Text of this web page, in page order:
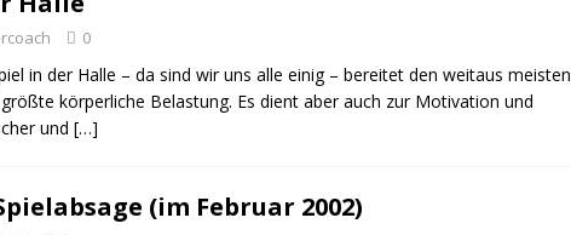
0
in der Halle – da sind wir uns alle einig – bereitet den weitaus meisten
körperliche Belastung. Es dient aber auch zur Motivation und
und […]
(im Februar 2002)